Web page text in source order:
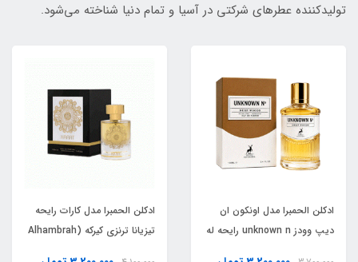
تولیدکننده عطرهای شرکتی در آسیا و تمام دنیا شناخته می‌شود.
ادکلن الحمبرا مدل اونکون ان
دیپ وودز unknown n رایحه له
ادکلن الحمبرا مدل کارات رایحه
تیزیانا ترنزی کیرکه (Alhambrah